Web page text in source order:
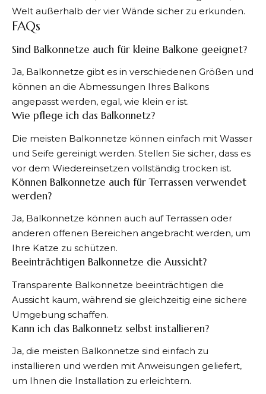
Welt außerhalb der vier Wände sicher zu erkunden.
FAQs
Sind Balkonnetze auch für kleine Balkone geeignet?
Ja, Balkonnetze gibt es in verschiedenen Größen und
können an die Abmessungen Ihres Balkons
angepasst werden, egal, wie klein er ist.
Wie pflege ich das Balkonnetz?
Die meisten Balkonnetze können einfach mit Wasser
und Seife gereinigt werden. Stellen Sie sicher, dass es
vor dem Wiedereinsetzen vollständig trocken ist.
Können Balkonnetze auch für Terrassen verwendet
werden?
Ja, Balkonnetze können auch auf Terrassen oder
anderen offenen Bereichen angebracht werden, um
Ihre Katze zu schützen.
Beeinträchtigen Balkonnetze die Aussicht?
Transparente Balkonnetze beeinträchtigen die
Aussicht kaum, während sie gleichzeitig eine sichere
Umgebung schaffen.
Kann ich das Balkonnetz selbst installieren?
Ja, die meisten Balkonnetze sind einfach zu
installieren und werden mit Anweisungen geliefert,
um Ihnen die Installation zu erleichtern.